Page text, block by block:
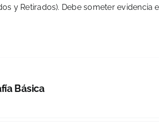
y Retirados). Debe someter evidencia
Básica